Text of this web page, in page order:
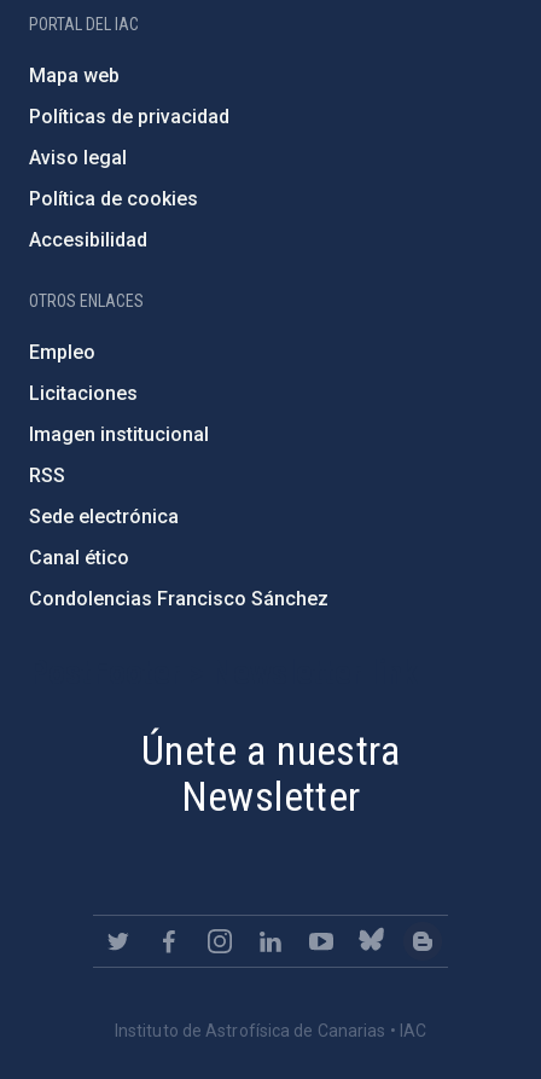
PORTAL DEL IAC
Mapa web
Políticas de privacidad
Aviso legal
Política de cookies
Accesibilidad
OTROS ENLACES
Empleo
Licitaciones
Imagen institucional
RSS
Sede electrónica
Canal ético
Condolencias Francisco Sánchez
Únete a nuestra
Newsletter
Instituto de Astrofísica de Canarias • IAC